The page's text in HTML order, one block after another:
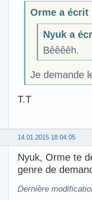
Orme a écrit
Nyuk a
Bêêêêh.
Je demande
T.T
14.01.2015 18:04:05
Nyuk, Orme te
genre de
Dernière